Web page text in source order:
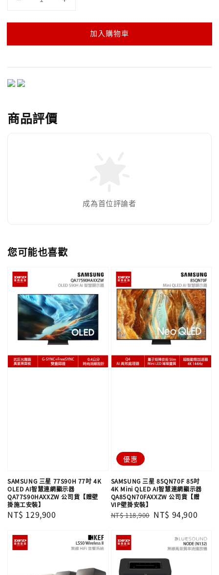
加入購物車
商品評價
成為首位評論者
您可能也喜歡
SAMSUNG 三星 77S90H 77吋 4K
OLED AI智慧連網顯示器
QA77S90HAXXZW 公司貨【贈壁
掛施工安裝】
Regular
NT$ 129,900
優惠
SAMSUNG 三星 85QN70F 85吋
4K Mini QLED AI智慧連網顯示器
QA85QN70FAXXZW 公司貨【贈
VIP壁掛安裝】
Regular
NT$ 118,900 Sale
NT$ 94,900